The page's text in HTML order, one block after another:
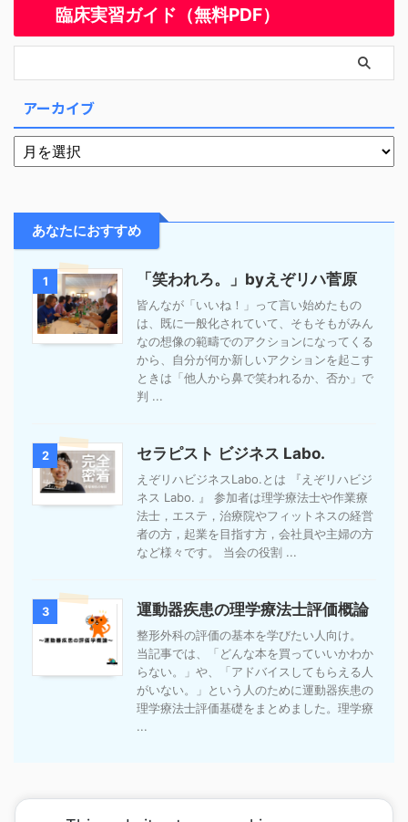
臨床実習ガイド（無料PDF）
アーカイブ
あなたにおすすめ
1 「笑われろ。」byえぞリハ菅原
皆んなが「いいね！」って言い始めたもの
は、既に一般化されていて、そもそもがみん
なの想像の範疇でのアクションになってくる
から、自分が何か新しいアクションを起こす
ときは「他人から鼻で笑われるか、否か」で
判 ...
2 セラピスト ビジネス Labo.
えぞリハビジネスLabo.とは 『えぞリハビジ
ネス Labo. 』 参加者は理学療法士や作業療
法士，エステ，治療院やフィットネスの経営
者の方，起業を目指す方，会社員や主婦の方
など様々です。 当会の役割 ...
3 運動器疾患の理学療法士評価概論
整形外科の評価の基本を学びたい人向け。
当記事では、「どんな本を買っていいかわか
らない。」や、「アドバイスしてもらえる人
がいない。」という人のために運動器疾患の
理学療法士評価基礎をまとめました。理学療
...